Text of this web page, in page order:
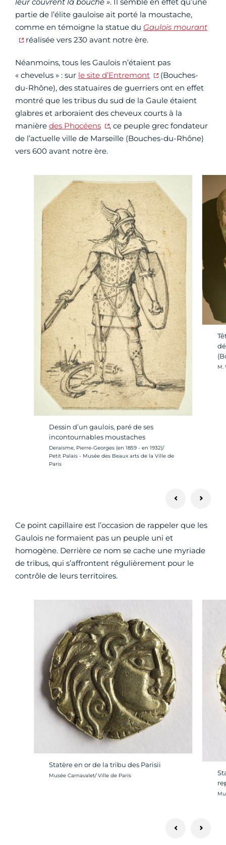
leur couvrent la bouche ». Il semble en effet qu’une
partie de l’élite gauloise ait porté la moustache,
comme en témoigne la statue du Gaulois mourant
réalisée vers 230 avant notre ère.
Néanmoins, tous les Gaulois n’étaient pas
« chevelus » : sur le site d’Entremont
(Bouches-
du-Rhône), des statuaires de guerriers ont en effet
montré que les tribus du sud de la Gaule étaient
glabres et arboraient des cheveux courts à la
manière des Phocéens
, ce peuple grec fondateur
de l’actuelle ville de Marseille (Bouches-du-Rhône)
vers 600 avant notre ère.
Dessin d’un gaulois, paré de ses
incontournables moustaches
Crédit photo :
Deraisme, Pierre-Georges (en 1859 - en 1932)/
Petit Palais - Musée des Beaux arts de la Ville de
Paris
M.
Ce point capillaire est l’occasion de rappeler que les
Gaulois ne formaient pas un peuple uni et
homogène. Derrière ce nom se cache une myriade
de tribus, qui s’affrontent régulièrement pour le
contrôle de leurs territoires.
Statère en or de la tribu des Parisii
Crédit photo :
Musée Carnavalet/ Ville de Paris